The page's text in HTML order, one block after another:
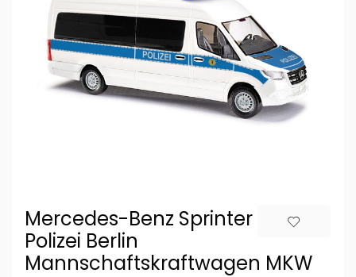
Mercedes-Benz Sprinter Bus,
Polizei Berlin
Mannschaftskraftwagen MKW